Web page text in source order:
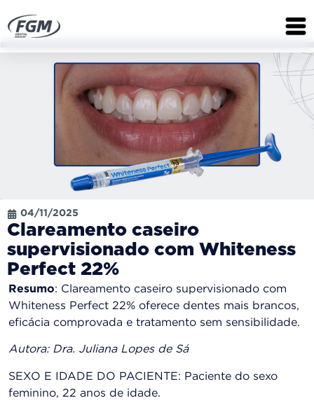
04/11/2025
Clareamento caseiro
supervisionado com Whiteness
Perfect 22%
Resumo: Clareamento caseiro supervisionado com
Whiteness Perfect 22% oferece dentes mais brancos,
eficácia comprovada e tratamento sem sensibilidade.
Autora: Dra. Juliana Lopes de Sá
SEXO E IDADE DO PACIENTE: Paciente do sexo
feminino, 22 anos de idade.